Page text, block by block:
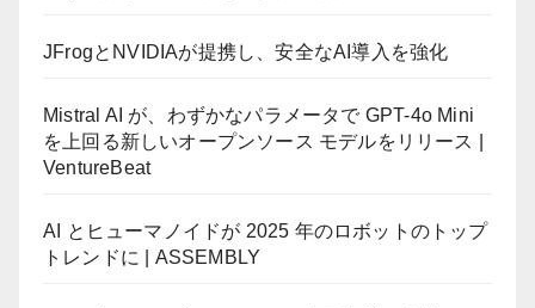
JFrogとNVIDIAが提携し、安全なAI導入を強化
Mistral AI が、わずかなパラメータで GPT-4o Mini
を上回る新しいオープンソース モデルをリリース |
VentureBeat
AI とヒューマノイドが 2025 年のロボットのトップ
トレンドに | ASSEMBLY